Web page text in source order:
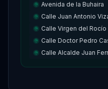
Avenida de la Buhaira
Calle Juan Antonio
Calle Virgen del Rocío
Calle Doctor Pedro
Calle Alcalde Juan